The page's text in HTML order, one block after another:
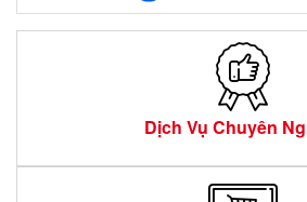
Dịch Vụ Chuyên